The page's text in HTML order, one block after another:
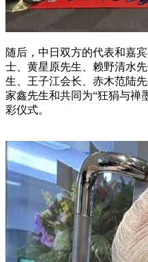
随后，中日双方的代表和嘉
士、黄星原先生、赖野清水
生、王子江会长、赤木范陆
家鑫先生和共同为“狂狷与禅
彩仪式。